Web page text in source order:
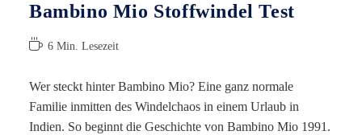
Bambino Mio Stoffwindel Test
Lesedauer:
6 Min. Lesezeit
Wer steckt hinter Bambino Mio? Eine ganz normale
Familie inmitten des Windelchaos in einem Urlaub in
Indien. So beginnt die Geschichte von Bambino Mio 1991.